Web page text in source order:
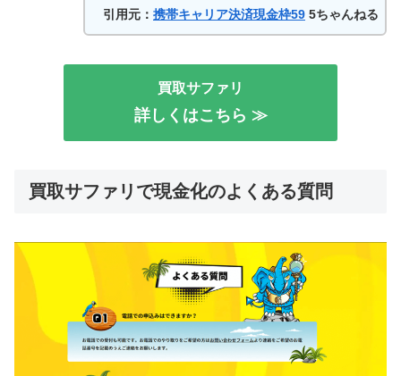
引用元： 携帯キャリア決済現金枠59 5ちゃんねる
買取サファリ
詳しくはこちら ≫
買取サファリで現金化のよくある質問